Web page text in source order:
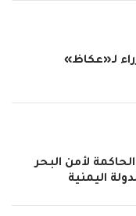
لـ«عكاظ»
لأمن البحر
اليمنية